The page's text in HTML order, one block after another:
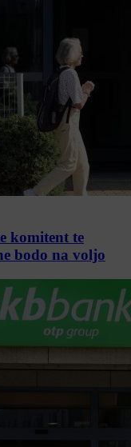
komitent te
bodo na voljo